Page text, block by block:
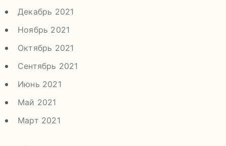
Декабрь 2021
Ноябрь 2021
Октябрь 2021
Сентябрь 2021
Июнь 2021
Май 2021
Март 2021